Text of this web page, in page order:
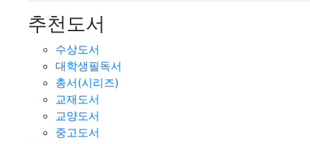
추천도서
수상도서
대학생필독서
총서(시리즈)
교재도서
교양도서
중고도서